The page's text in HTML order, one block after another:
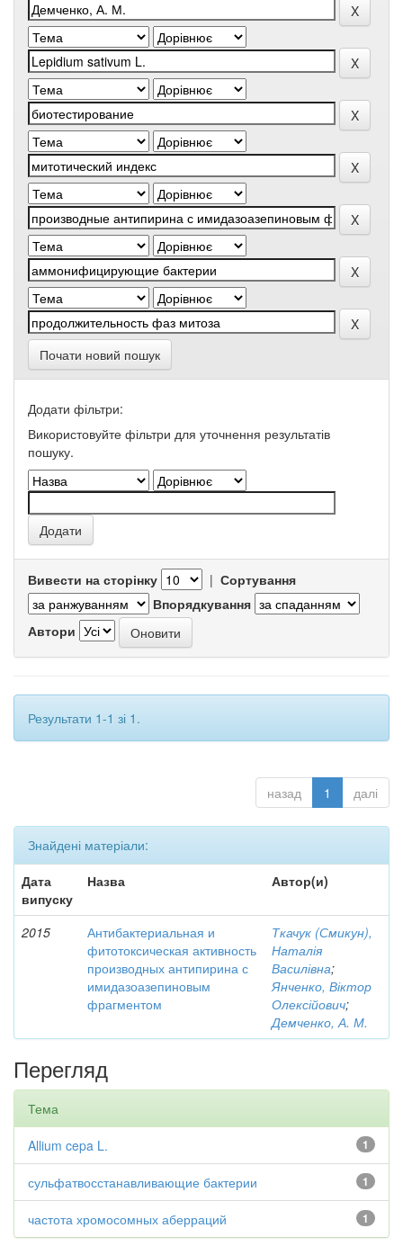
Почати новий пошук
Додати фільтри:
Використовуйте фільтри для уточнення результатів
пошуку.
Вивести на сторінку | Сортування
Впорядкування
Автори
Результати 1-1 зі 1.
назад 1 далі
Знайдені матеріали:
Дата
випуску
Назва Автор(и)
2015
Антибактериальная и
фитотоксическая активность
производных антипирина с
имидазоазепиновым
фрагментом
Ткачук (Смикун),
Наталія
Василівна;
Янченко, Віктор
Олексійович;
Демченко, А. М.
Перегляд
Тема
1
Allium cepa L.
1
сульфатвосстанавливающие бактерии
1
частота хромосомных аберраций